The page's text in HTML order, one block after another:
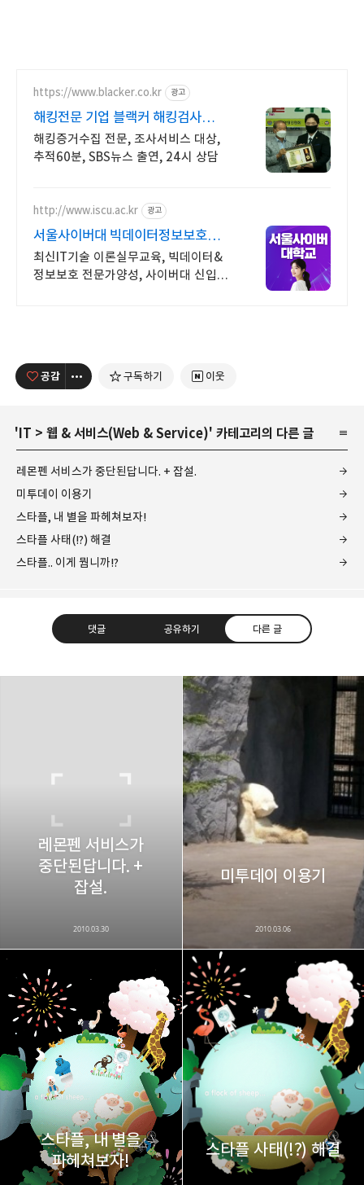
https://www.blacker.co.kr 광고
해킹전문 기업 블랙커 해킹검사
스파이앱 탐지 전문
해킹증거수집 전문, 조사서비스 대상,
추적60분, SBS뉴스 출연, 24시 상담
http://www.iscu.ac.kr 광고
서울사이버대 빅데이터정보보호
2026 가을학기 신편입생
최신IT기술 이론실무교육, 빅데이터&
정보보호 전문가양성, 사이버대 신입생
공감 구독하기 이웃
'IT > 웹 & 서비스(Web & Service)' 카테고리의 다른 글
레몬펜 서비스가 중단된답니다. + 잡설.
미투데이 이용기
스타플, 내 별을 파헤쳐보자!
스타플 사태(!?) 해결
스타플.. 이게 뭡니까!?
댓글 공유하기 다른 글
다방면의 깊은 관심과 얕은 이해도를 갖춘 보편적
트위터
카카오스토리 밴드
레몬펜 서비스가
중단된답니다. +
잡설.
2010.03.30
미투데이 이용기
2010.03.06
스타플, 내 별을
파헤쳐보자!
스타플 사태(!?) 해결